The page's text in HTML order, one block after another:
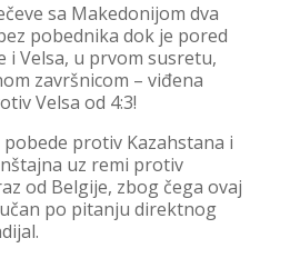
sa Makedonijom dva
pobednika dok je pored
i Velsa, u prvom susretu,
završnicom – viđena
Velsa od 4:3!
pobede protiv Kazahstana i
uz remi protiv
od Belgije, zbog čega ovaj
po pitanju direktnog